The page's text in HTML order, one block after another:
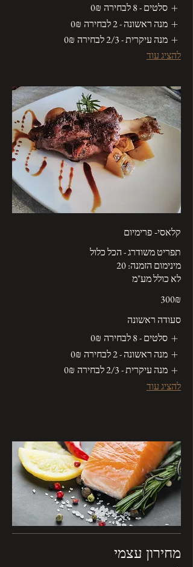
סלטים - 8 לבחירה
‏0 ‏₪
מנה ראשונה - 2 לבחירה
‏0 ‏₪
מנה עיקרית - 2/3 לבחירה
‏0 ‏₪
להציג עוד
קלאסי- פרימיום
לא כולל מע"מ
‏300 ‏₪
סעודה ראשונה
סלטים - 8 לבחירה
‏0 ‏₪
מנה ראשונה - 2 לבחירה
‏0 ‏₪
מנה עיקרית - 2/3 לבחירה
‏0 ‏₪
להציג עוד
מחירון עצמי